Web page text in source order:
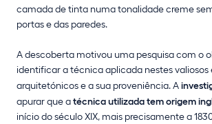
camada de tinta numa tonalidade creme
portas e das paredes.
A descoberta motivou uma pesquisa com o
identificar a técnica aplicada nestes valiosos
arquitetónicos e a sua proveniência. A
apurar que atécnica utilizada tem origem
início do século XIX, mais precisamente a